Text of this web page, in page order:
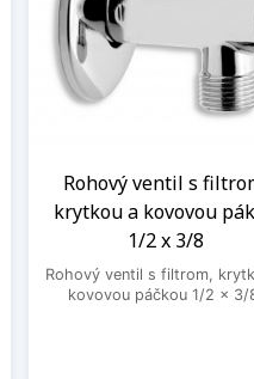
Rohový ventil s
krytkou a kovovou
1/2 x 3/8
Rohový ventil s filtrom,
kovovou páčkou 1/2 x 3/